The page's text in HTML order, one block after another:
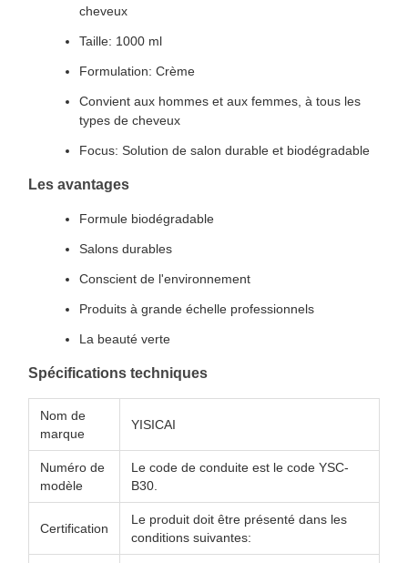
cheveux
Taille: 1000 ml
Formulation: Crème
Convient aux hommes et aux femmes, à tous les
types de cheveux
Focus: Solution de salon durable et biodégradable
Les avantages
Formule biodégradable
Salons durables
Conscient de l'environnement
Produits à grande échelle professionnels
La beauté verte
Spécifications techniques
Nom de
marque
YISICAI
Numéro de
modèle
Le code de conduite est le code YSC-
B30.
Certification
Le produit doit être présenté dans les
conditions suivantes: